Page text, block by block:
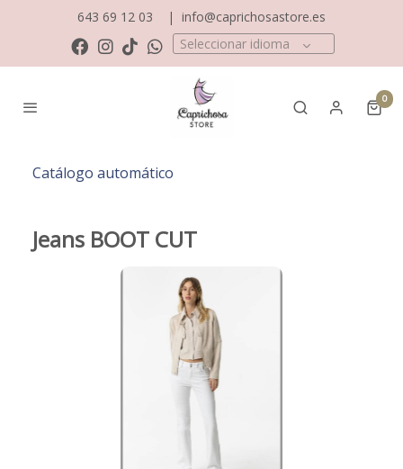
643 69 12 03 | info@caprichosastore.es
Seleccionar idioma
0
Catálogo automático
Jeans BOOT CUT